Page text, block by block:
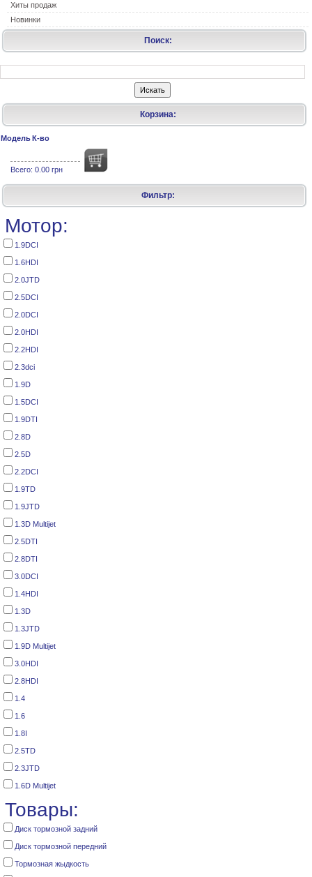
Хиты продаж
Новинки
Поиск:
Корзина:
Модель К-во
Всего: 0.00 грн
Фильтр:
Мотор:
1.9DCI
1.6HDI
2.0JTD
2.5DCI
2.0DCI
2.0HDI
2.2HDI
2.3dci
1.9D
1.5DCI
1.9DTI
2.8D
2.5D
2.2DCI
1.9TD
1.9JTD
1.3D Multijet
2.5DTI
2.8DTI
3.0DCI
1.4HDI
1.3D
1.3JTD
1.9D Multijet
3.0HDI
2.8HDI
1.4
1.6
1.8I
2.5TD
2.3JTD
1.6D Multijet
Товары:
Диск тормозной задний
Диск тормозной передний
Тормозная жыдкость